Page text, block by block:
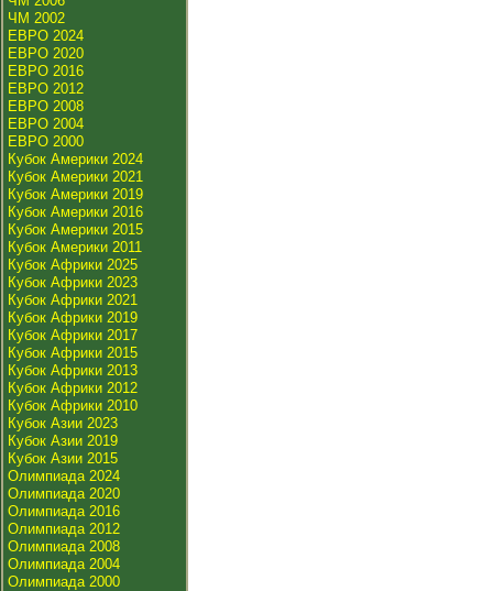
ЧМ 2002
ЕВРО 2024
ЕВРО 2020
ЕВРО 2016
ЕВРО 2012
ЕВРО 2008
ЕВРО 2004
ЕВРО 2000
Кубок Америки 2024
Кубок Америки 2021
Кубок Америки 2019
Кубок Америки 2016
Кубок Америки 2015
Кубок Америки 2011
Кубок Африки 2025
Кубок Африки 2023
Кубок Африки 2021
Кубок Африки 2019
Кубок Африки 2017
Кубок Африки 2015
Кубок Африки 2013
Кубок Африки 2012
Кубок Африки 2010
Кубок Азии 2023
Кубок Азии 2019
Кубок Азии 2015
Олимпиада 2024
Олимпиада 2020
Олимпиада 2016
Олимпиада 2012
Олимпиада 2008
Олимпиада 2004
Олимпиада 2000